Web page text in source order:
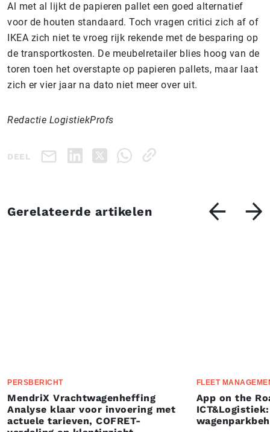
Al met al lijkt de papieren pallet een goed alternatief
voor de houten standaard. Toch vragen critici zich af of
IKEA zich niet te vroeg rijk rekende met de besparing op
de transportkosten. De meubelretailer blies hoog van de
toren toen het overstapte op papieren pallets, maar laat
zich er vier jaar na dato niet meer over uit.
Redactie LogistiekProfs
DEEL
Gerelateerde artikelen
PERSBERICHT
MendriX Vrachtwagenheffing
Analyse klaar voor invoering met
actuele tarieven, COFRET-
FLEET
App on the